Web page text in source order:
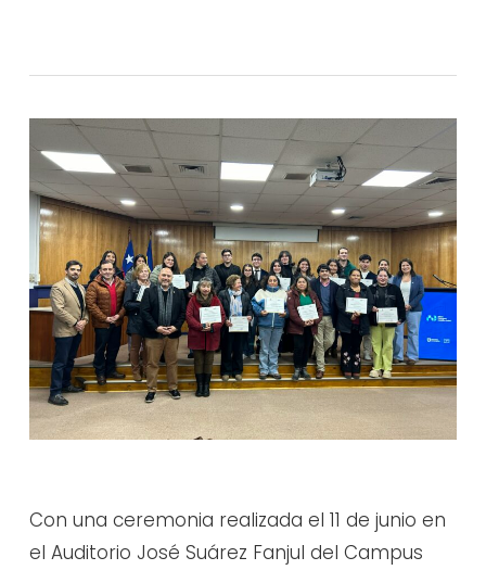
Con una ceremonia realizada el 11 de junio en
el Auditorio José Suárez Fanjul del Campus